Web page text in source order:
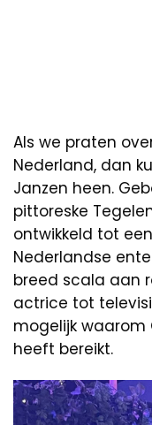
Als we praten
Nederland, dan
Janzen heen.
pittoreske
ontwikkeld tot
Nederlandse
breed scala aan
actrice tot
mogelijk waarom
heeft bereikt.